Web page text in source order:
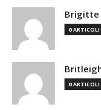
Brigitte
0 ARTICOLI
0 ARTICOLI